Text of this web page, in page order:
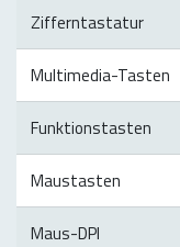
Zifferntastatur
Multimedia-Tasten
Funktionstasten
Maustasten
Maus-DPI